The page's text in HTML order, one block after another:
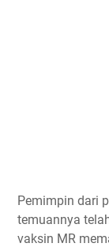
Pemimpin dari
temuannya
vaksin MR